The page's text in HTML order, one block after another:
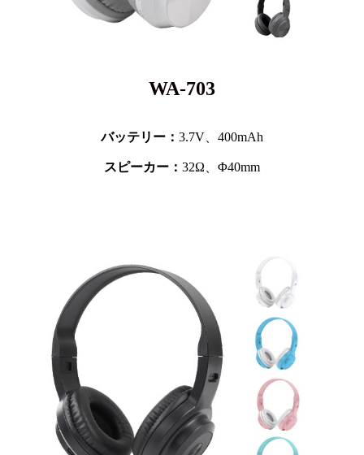
WA-703
バッテリー： 3.7V、 400mAh
スピーカー： 32Ω、Φ40mm